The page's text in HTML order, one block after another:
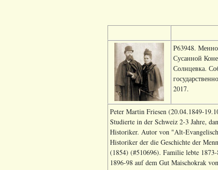
P63948.
Сусанной
Солнцевка.
2017.
Peter Martin Friesen (20.04.1849-
Studierte in der Schweiz 2-3 Jahre,
Historiker. Autor von "Alt-
Historiker der die Geschichte der
(1854) (#510696). Familie lebte
1896-98 auf dem Gut Maischokrak